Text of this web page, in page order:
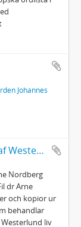
Johannes
Handlingar rörande Gustaf Westerlund
Nordberg
dr Arne
och kopior ur
behandlar
liv